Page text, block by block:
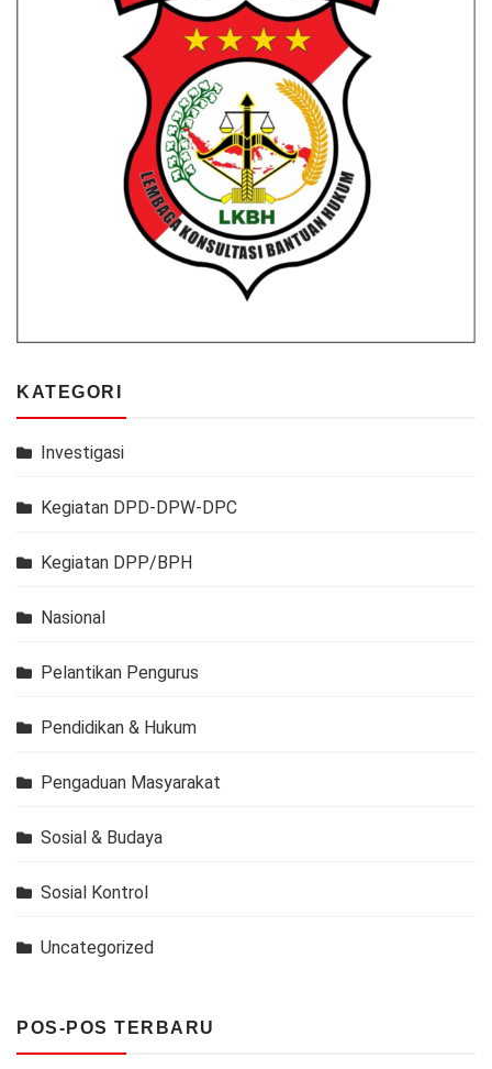
KATEGORI
Investigasi
Kegiatan DPD-DPW-DPC
Kegiatan DPP/BPH
Nasional
Pelantikan Pengurus
Pendidikan & Hukum
Pengaduan Masyarakat
Sosial & Budaya
Sosial Kontrol
Uncategorized
POS-POS TERBARU